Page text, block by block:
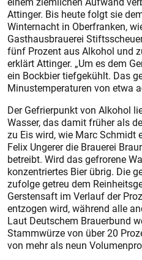
Attinger. Bis heute folgt sie
Winternacht in Oberfranken,
Gasthausbrauerei
fünf Prozent aus Alkohol und
erklärt Attinger. „Um es dem
ein Bockbier tiefgekühlt. Das
Minustemperaturen von etwa
Der Gefrierpunkt von Alkohol
Wasser, das damit früher als
zu Eis wird, wie Marc Schmidt
Felix Ungerer die Brauerei
betreibt. Wird das gefrorene
konzentriertes Bier übrig. Die
zufolge getreu dem
Gerstensaft im Verlauf der
entzogen wird, während alle
Laut Deutschem Brauerbund
Stammwürze von über 20
von mehr als neun